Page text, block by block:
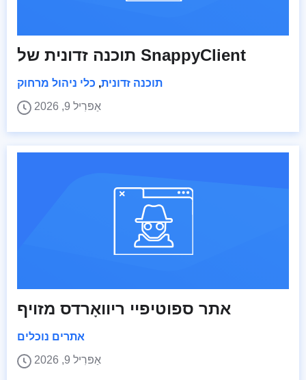
תוכנה זדונית של SnappyClient
תוכנה זדונית, כלי ניהול מרחוק
אַפּרִיל 9, 2026
אתר ספוטיפיי ריוואָרדס מזויף
אתרים נוכלים
אַפּרִיל 9, 2026